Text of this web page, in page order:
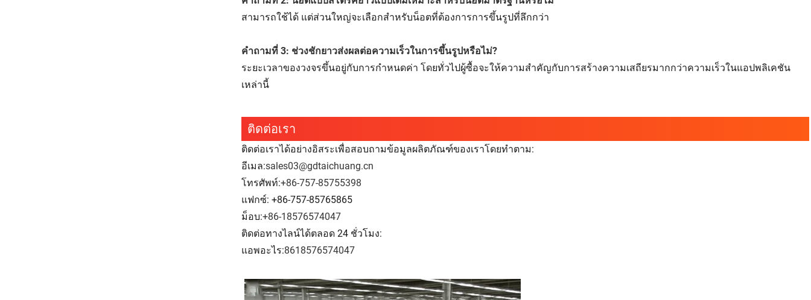
สามารถใช้ได้ แต่ส่วนใหญ่จะเลือกสำหรับน็อตที่ต้องการการขึ้นรูปที่ลึกกว่า
คำถามที่ 3: ช่วงชักยาวส่งผลต่อความเร็วในการขึ้นรูปหรือไม่?
ระยะเวลาของวงจรขึ้นอยู่กับการกำหนดค่า โดยทั่วไปผู้ซื้อจะให้ความสำคัญกับการสร้างความเสถียรมากกว่าความเร็วในแอปพลิเคชัน
เหล่านี้
ติดต่อเรา
ติดต่อเราได้อย่างอิสระเพื่อสอบถามข้อมูลผลิตภัณฑ์ของเราโดยทำตาม:
อีเมล:sales03@gdtaichuang.cn
โทรศัพท์:+86-757-85755398
แฟกซ์: +86-757-85765865
ม็อบ:+86-18576574047
ติดต่อทางไลน์ได้ตลอด 24 ชั่วโมง:
แอพอะไร:8618576574047